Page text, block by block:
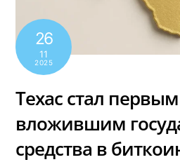
26
11
2025
Техас стал
вложившим
средства в